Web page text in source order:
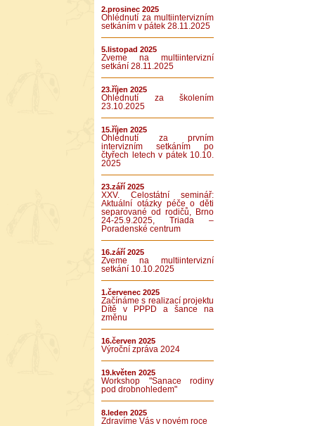
2.prosinec 2025
Ohlédnutí za multiintervizním
setkáním v pátek 28.11.2025
5.listopad 2025
Zveme na multiintervizní
setkání 28.11.2025
23.říjen 2025
Ohlédnutí za školením
23.10.2025
15.říjen 2025
Ohlédnutí za prvním
intervizním setkáním po
čtyřech letech v pátek 10.10.
2025
23.září 2025
XXV. Celostátní seminář:
Aktuální otázky péče o děti
separované od rodičů, Brno
24-25.9.2025, Triada –
Poradenské centrum
16.září 2025
Zveme na multiintervizní
setkání 10.10.2025
1.červenec 2025
Začínáme s realizací projektu
Dítě v PPPD a šance na
změnu
16.červen 2025
Výroční zpráva 2024
19.květen 2025
Workshop "Sanace rodiny
pod drobnohledem"
8.leden 2025
Zdravíme Vás v novém roce